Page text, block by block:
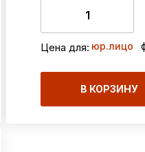
Цена для: юр.лицо
В КОРЗИНУ